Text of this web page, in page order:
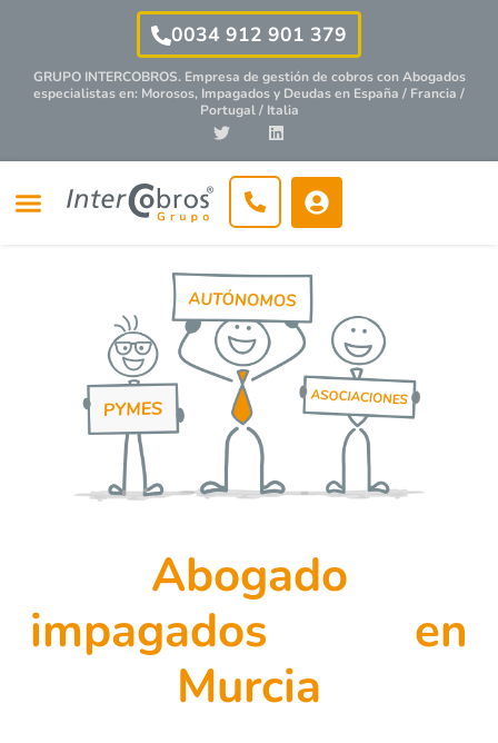
0034 912 901 379
GRUPO INTERCOBROS. Empresa de gestión de cobros conAbogados
especialistasen: Morosos, Impagados y Deudas en España / Francia /
Portugal / Italia
Abogado
impagados en
Murcia